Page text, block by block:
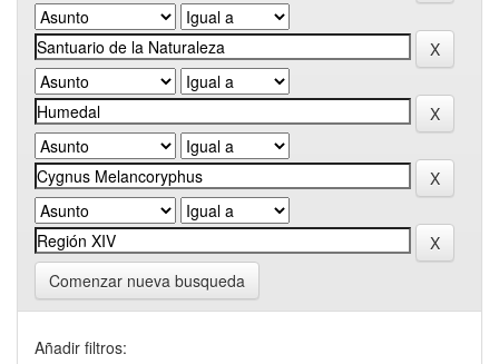
Comenzar nueva busqueda
Añadir filtros: